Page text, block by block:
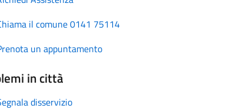
il comune 0141 75114
un appuntamento
in città
disservizio